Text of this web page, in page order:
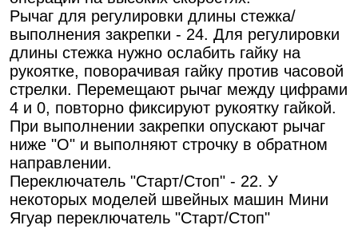
Рычаг для регулировки длины стежка/
выполнения закрепки - 24. Для регулировки
длины стежка нужно ослабить гайку на
рукоятке, поворачивая гайку против часовой
стрелки. Перемещают рычаг между цифрами
4 и 0, повторно фиксируют рукоятку гайкой.
При выполнении закрепки опускают рычаг
ниже "О" и выполняют строчку в обратном
направлении.
Переключатель "Старт/Стоп" - 22. У
некоторых моделей швейных машин Мини
Ягуар переключатель "Старт/Стоп"